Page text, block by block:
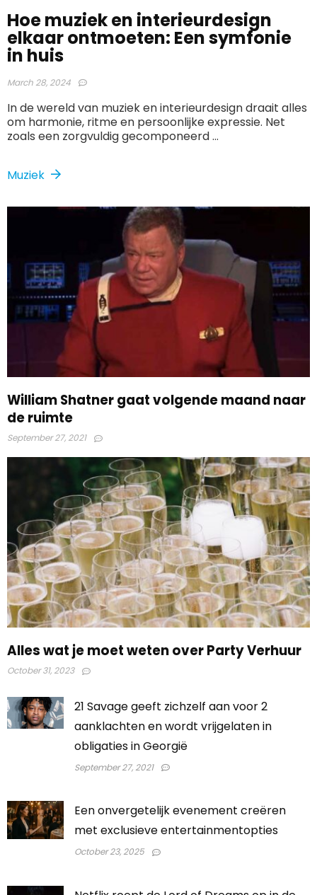
Hoe muziek en interieurdesign
elkaar ontmoeten: Een symfonie
in huis
March 28, 2024
In de wereld van muziek en interieurdesign draait alles
om harmonie, ritme en persoonlijke expressie. Net
zoals een zorgvuldig gecomponeerd ...
Muziek
William Shatner gaat volgende maand naar
de ruimte
September 27, 2021
Alles wat je moet weten over Party Verhuur
October 31, 2023
21 Savage geeft zichzelf aan voor 2
aanklachten en wordt vrijgelaten in
obligaties in Georgië
September 27, 2021
Een onvergetelijk evenement creëren
met exclusieve entertainmentopties
October 23, 2025